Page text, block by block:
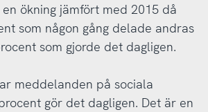
ökning jämfört med 2015 då
som någon gång delade andras
som gjorde det dagligen.
meddelanden på sociala
gör det dagligen. Det är en